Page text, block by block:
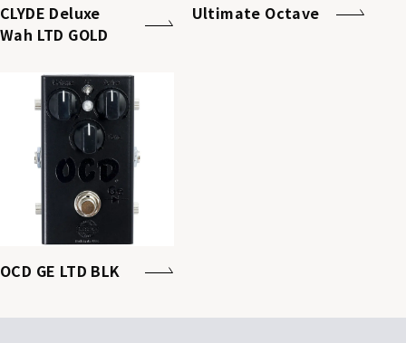
CLYDE Deluxe
Wah LTD GOLD
Ultimate Octave
OCD GE LTD BLK